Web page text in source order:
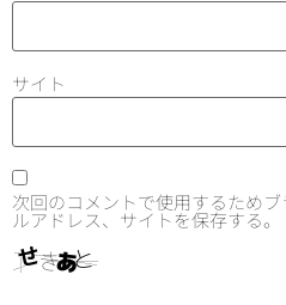
サイト
次回のコメントで使用するため
ルアドレス、サイトを保存する。